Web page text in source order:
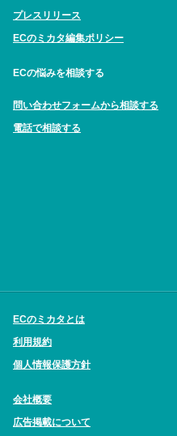
プレスリリース
ECのミカタ編集ポリシー
ECの悩みを相談する
問い合わせフォームから相談する
電話で相談する
ECのミカタとは
利用規約
個人情報保護方針
会社概要
広告掲載について